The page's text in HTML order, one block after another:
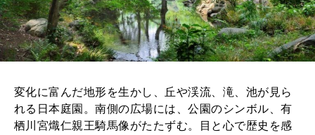
変化に富んだ地形を生かし、丘や渓流、滝、池が見ら
れる日本庭園。南側の広場には、公園のシンボル、有
栖川宮熾仁親王騎馬像がたたずむ。目と心で歴史を感